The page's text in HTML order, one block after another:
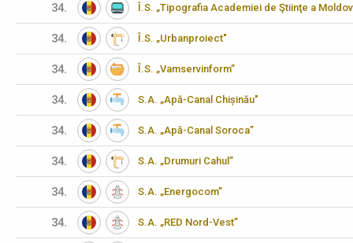
34. Î.S. „Tipografia Academiei de Ştiinţe a
34. Î.S. „Urbanproiect"
34. Î.S. „Vamservinform”
34. S.A. „Apă-Canal Chișinău"
34. S.A. „Apă-Canal Soroca”
34. S.A. „Drumuri Cahul”
34. S.A. „Energocom”
34. S.A. „RED Nord-Vest”